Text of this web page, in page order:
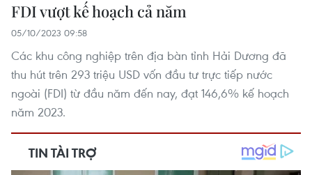
FDI vượt kế hoạch cả năm
05/10/2023 09:58
Các khu công nghiệp trên địa bàn tỉnh Hải Dương đã
thu hút trên 293 triệu USD vốn đầu tư trực tiếp nước
ngoài (FDI) từ đầu năm đến nay, đạt 146,6% kế hoạch
năm 2023.